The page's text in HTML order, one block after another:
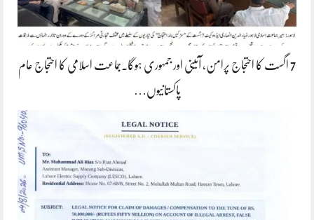
7 اگست کا احتجاج پرامن، آئینی اور جمہوری ہوگا۔جماعت اسلامی کا احتجاج عام
پاکستانیوں…